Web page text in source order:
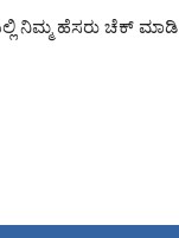
ನಿಮ್ಮ ಹೆಸರು ಚೆಕ್ ಮಾಡಿ